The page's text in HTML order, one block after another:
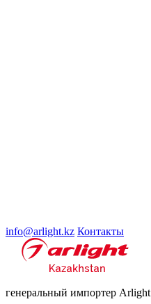
info@arlight.kz Контакты
генеральный импортер Arlight